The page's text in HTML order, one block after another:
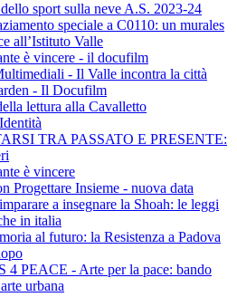
sport sulla neve A.S. 2023-24
speciale a C0110: un murales
all’Istituto Valle
è vincere - il docufilm
- Il Valle incontra la città
- Il Docufilm
lettura alla Cavalletto
TRA PASSATO E PRESENTE:
è vincere
Progettare Insieme - nuova data
a insegnare la Shoah: le leggi
in italia
al futuro: la Resistenza a Padova
4 PEACE - Arte per la pace: bando
urbana